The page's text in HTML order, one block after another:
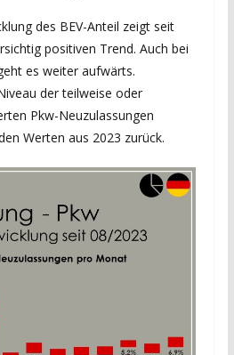
des BEV-Anteil zeigt seit
positiven Trend. Auch bei
es weiter aufwärts.
der teilweise oder
Pkw-Neuzulassungen
Werten aus 2023 zurück.